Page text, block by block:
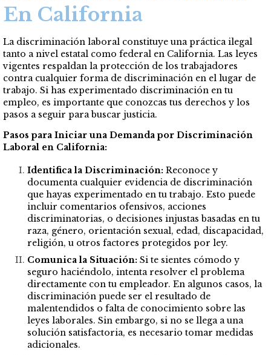
En California
La discriminación laboral constituye una práctica ilegal
tanto a nivel estatal como federal en California. Las leyes
vigentes respaldan la protección de los trabajadores
contra cualquier forma de discriminación en el lugar de
trabajo. Si has experimentado discriminación en tu
empleo, es importante que conozcas tus derechos y los
pasos a seguir para buscar justicia.
Pasos para Iniciar una Demanda por Discriminación
Laboral en California:
Identifica la Discriminación: Reconoce y
documenta cualquier evidencia de discriminación
que hayas experimentado en tu trabajo. Esto puede
incluir comentarios ofensivos, acciones
discriminatorias, o decisiones injustas basadas en tu
raza, género, orientación sexual, edad, discapacidad,
religión, u otros factores protegidos por ley.
Comunica la Situación: Si te sientes cómodo y
seguro haciéndolo, intenta resolver el problema
directamente con tu empleador. En algunos casos, la
discriminación puede ser el resultado de
malentendidos o falta de conocimiento sobre las
leyes laborales. Sin embargo, si no se llega a una
solución satisfactoria, es necesario tomar medidas
adicionales.